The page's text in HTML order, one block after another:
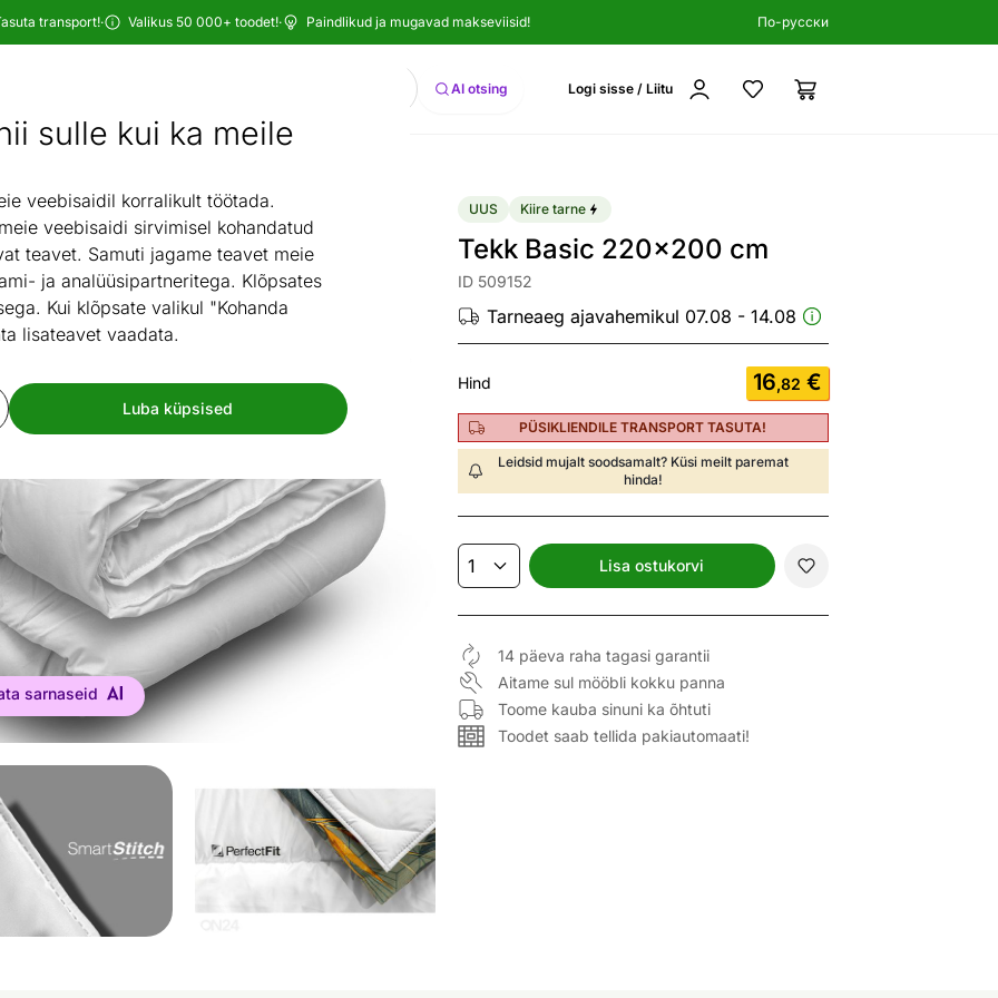
sulle kui ka meile
veebisaidil korralikult töötada.
veebisaidi sirvimisel kohandatud
teavet. Samuti jagame teavet meie
ja analüüsipartneritega. Klõpsates
Kui klõpsate valikul "Kohanda
lisateavet vaadata.
Luba küpsised
transport!· Valikus 50 000+ toodet!· Paindlikud ja mugavad makseviisid! По-русски
Otsi AI otsing Logi sisse / Liitu
sarnaseid
UUS Kiire tarne
Tekk Basic 220x200 cm
ID 509152
Tarneaeg ajavahemikul 07.08 - 14.08
Hind 16,82 €
PÜSIKLIENDILE TRANSPORT TASUTA!
Leidsid mujalt soodsamalt? Küsi meilt paremat
hinda!
Lisa ostukorvi
14 päeva raha tagasi garantii
Aitame sul mööbli kokku panna
Toome kauba sinuni ka õhtuti
Toodet saab tellida pakiautomaati!